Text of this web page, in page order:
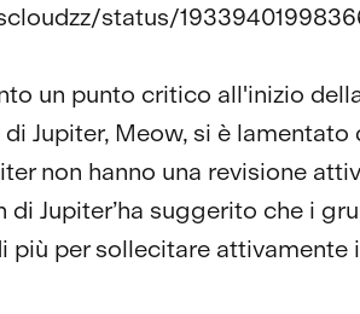
status/
un punto critico all'inizio
Jupiter, Meow, si è lamentato
non hanno una revisione
di Jupiter’ha suggerito che i
più per sollecitare attivamente